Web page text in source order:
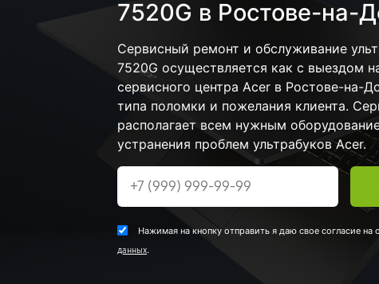
7520G в Ростове-на-
Сервисный ремонт и обслуживание
7520G осуществляется как с выездом
сервисного центра Acer в Ростове-на-
типа поломки и пожелания клиента.
располагает всем нужным
устранения проблем ультрабуков Acer.
Нажимая на кнопку отправить я даю свое согласие на
данных.